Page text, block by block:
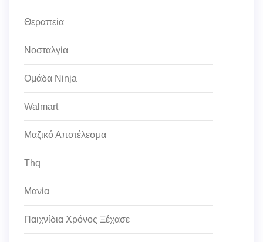
Θεραπεία
Νοσταλγία
Ομάδα Ninja
Walmart
Μαζικό Αποτέλεσμα
Thq
Μανία
Παιχνίδια Χρόνος Ξέχασε